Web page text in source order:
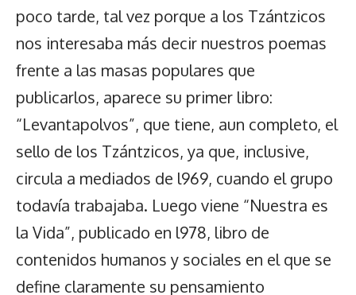
poco tarde, tal vez porque a los Tzántzicos
nos interesaba más decir nuestros poemas
frente a las masas populares que
publicarlos, aparece su primer libro:
“Levantapolvos”, que tiene, aun completo, el
sello de los Tzántzicos, ya que, inclusive,
circula a mediados de l969, cuando el grupo
todavía trabajaba. Luego viene “Nuestra es
la Vida”, publicado en l978, libro de
contenidos humanos y sociales en el que se
define claramente su pensamiento